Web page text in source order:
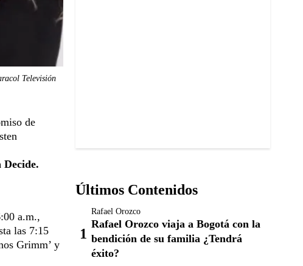
Televisión
de
Decide.
a.m.,
las 7:15
Grimm’ y
Últimos Contenidos
Rafael Orozco
Rafael Orozco viaja a Bogotá con la
bendición de su familia ¿Tendrá
éxito?